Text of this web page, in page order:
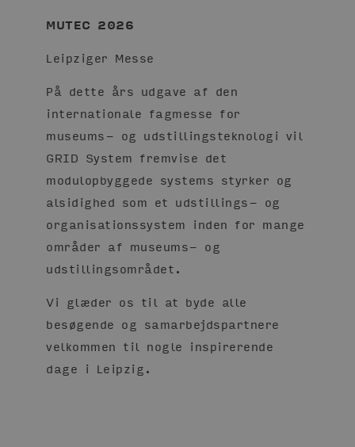
MUTEC 2026
Leipziger Messe
På dette års udgave af den
internationale fagmesse for
museums- og udstillingsteknologi vil
GRID System fremvise det
modulopbyggede systems styrker og
alsidighed som et udstillings- og
organisationssystem inden for mange
områder af museums- og
udstillingsområdet.
Vi glæder os til at byde alle
besøgende og samarbejdspartnere
velkommen til nogle inspirerende
dage i Leipzig.